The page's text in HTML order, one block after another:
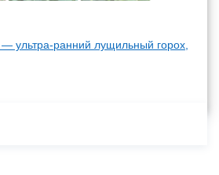
ультра-ранний лущильный горох,